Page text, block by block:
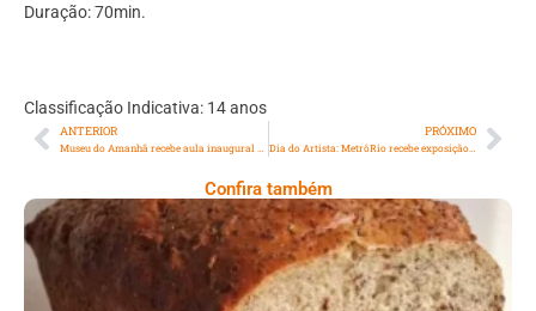
Duração: 70min.
Classificação Indicativa: 14 anos
ANTERIOR
Museu do Amanhã recebe aula inaugural do projeto ‘UFRJ na Ciência e Tecnologia’, parceria entre a Universidade e a Secretaria Municipal de Ciência e Tecnologia
PRÓXIMO
Dia do Artista: MetrôRio recebe exposição em homenagem à cantora Rita Lee
Confira também